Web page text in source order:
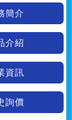
簡介
介紹
資訊
詢價